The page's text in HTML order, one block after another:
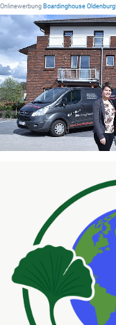
Onlinewerbung Boardinghouse Oldenburg